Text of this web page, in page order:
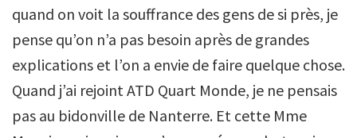
quand on voit la souffrance des gens de si près, je
pense qu’on n’a pas besoin après de grandes
explications et l’on a envie de faire quelque chose.
Quand j’ai rejoint ATD Quart Monde, je ne pensais
pas au bidonville de Nanterre. Et cette Mme